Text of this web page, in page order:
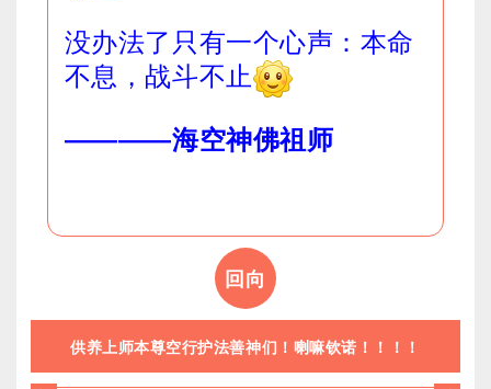
没办法了只有一个心声：本命
不息，战斗不止
————海空神佛祖师
回向
供养上师本尊空行护法善神们！喇嘛钦诺！！！！